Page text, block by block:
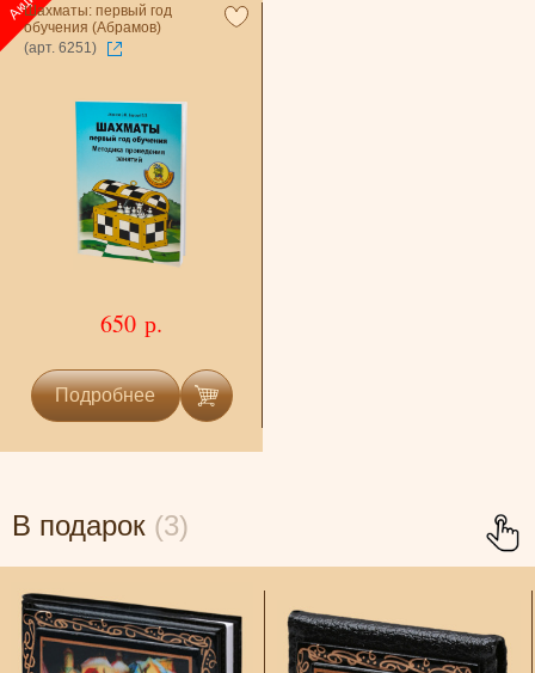
Шахматы: первый год
обучения (Абрамов)
(арт. 6251)
650 р.
Подробнее
В подарок (3)